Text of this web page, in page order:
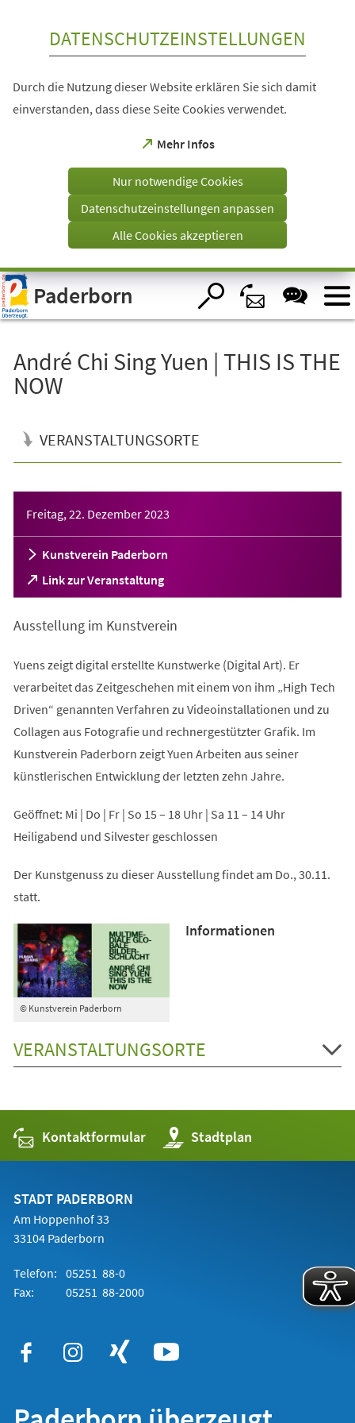
Visuelle
Assistenzsoftware
öffnen.
DATENSCHUTZEINSTELLUNGEN
Durch die Nutzung dieser Website erklären Sie sich damit
einverstanden, dass diese Seite Cookies verwendet.
Mehr Infos
(Öffnet
einem
Tab)
Nur notwendige Cookies
Datenschutzeinstellungen anpassen
Alle Cookies akzeptieren
Paderborn
André Chi Sing Yuen | THIS IS THE
NOW
VERANSTALTUNGSORTE
Freitag, 22. Dezember 2023
Kunstverein Paderborn
Link zur Veranstaltung
(Öffnet
in
neuen
Ausstellung im Kunstverein
Yuens zeigt digital erstellte Kunstwerke (Digital Art). Er
verarbeitet das Zeitgeschehen mit einem von ihm „High Tech
Driven“ genannten Verfahren zu Videoinstallationen und zu
Collagen aus Fotografie und rechnergestützter Grafik. Im
Kunstverein Paderborn zeigt Yuen Arbeiten aus seiner
künstlerischen Entwicklung der letzten zehn Jahre.
Geöffnet: Mi | Do | Fr | So 15 – 18 Uhr | Sa 11 – 14 Uhr
Heiligabend und Silvester geschlossen
Der Kunstgenuss zu dieser Ausstellung findet am Do., 30.11.
statt.
© Kunstverein Paderborn
Informationen
VERANSTALTUNGSORTE
Kontaktformular Stadtplan
(Öffnet
in
einem
STADT PADERBORN
Am Hoppenhof 33
33104 Paderborn
Telefon: 05251 88-0
Fax:
05251 88-2000